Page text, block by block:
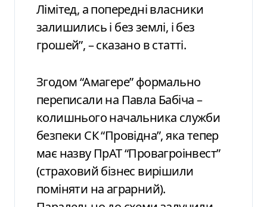
Лімітед, а попередні власники
залишились і без землі, і без
грошей”, – сказано в статті.
Згодом “Амагере” формально
переписали на Павла Бабіча –
колишнього начальника служби
безпеки СК “Провідна”, яка тепер
має назву ПрАТ “Провагроінвест”
(страховий бізнес вирішили
поміняти на аграрний).